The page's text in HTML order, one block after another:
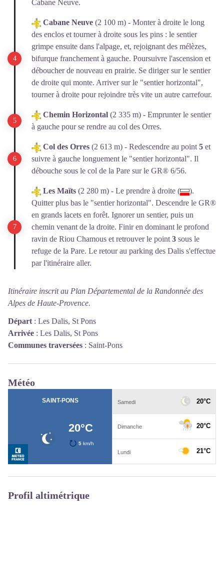
Cabane Neuve.
Cabane Neuve (2 100 m) - Monter à droite le long
des enclos et tourner à droite sous les pins : le sentier
grimpe ensuite dans l'alpage, et, rejoignant des mélèzes,
bifurque franchement à gauche. Poursuivre l'ascension et
déboucher de nouveau en prairie. Se diriger sur le sentier
de droite qui monte. Arriver sur le "sentier horizontal",
tourner à droite pour rejoindre très vite un autre carrefour.
Chemin Horizontal (2 335 m) - Emprunter le sentier
à gauche pour se rendre au col des Orres.
Col des Orres (2 613 m) - Redescendre au point 5 et
suivre à gauche longuement le "sentier horizontal". Il
débouche sous le col de la Pare sur le GR® 6/56.
Les Maïts (2 280 m) - Le prendre à droite (
).
Quitter plus bas le "sentier horizontal". Descendre le GR®
en grands lacets en forêt. Ignorer un sentier, puis un
chemin venant de la droite. Finir en dominant le profond
ravin de Riou Chamous et retrouver le point 3 sous le
refuge de la Pare. Le retour au parking des Dalis s'effectue
par l'itinéraire aller.
Itinéraire inscrit au Plan Départemental de la Randonnée des
Alpes de Haute-Provence.
Départ : Les Dalis, St Pons
Arrivée : Les Dalis, St Pons
Communes traversées : Saint-Pons
Météo
Profil altimétrique